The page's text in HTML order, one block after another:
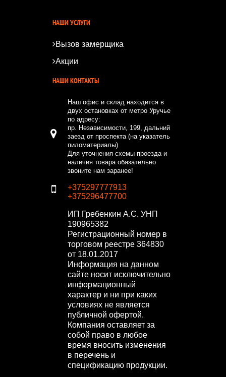
НАШИ УСЛУГИ
Вызов замерщика
Акции
НАШИ КОНТАКТЫ
Наш офис и склад находится в
двух остановках от метро Уручье
по адресу:
пр. Независимости, 199, дальний
заезд от проспекта (на указатель
пиломатериалы)
Для уточнения схемы проезда и
наличия товара обязательно
звоните нам заранее!
+375297777913
+375296477700
ИП Гребенкин А.С. УНП
190965382
Регистрационный номер в
торговом реестре 364830
от 18.01.2017
Информация на данном
сайте носит исключительно
информационный
характер и ни при каких
условиях не является
публичной офертой.
Компания оставляет за
собой право в любое
время вносить изменения
в перечень и
спецификацию продукции.